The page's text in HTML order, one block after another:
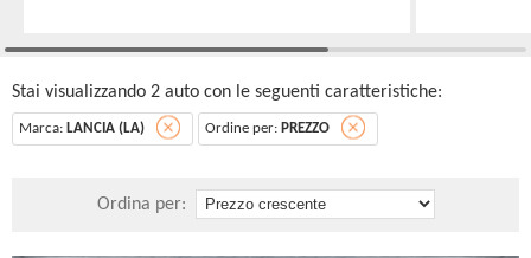
Stai visualizzando 2 auto con le seguenti caratteristiche:
Marca: LANCIA (LA) Ordine per: PREZZO
Ordina per: